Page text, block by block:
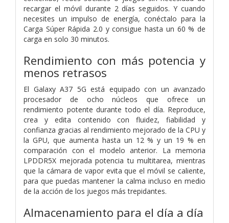
recargar el móvil durante 2 días seguidos. Y cuando
necesites un impulso de energía, conéctalo para la
Carga Súper Rápida 2.0 y consigue hasta un 60 % de
carga en solo 30 minutos.
Rendimiento con más potencia y
menos retrasos
El Galaxy A37 5G está equipado con un avanzado
procesador de ocho núcleos que ofrece un
rendimiento potente durante todo el día. Reproduce,
crea y edita contenido con fluidez, fiabilidad y
confianza gracias al rendimiento mejorado de la CPU y
la GPU, que aumenta hasta un 12 % y un 19 % en
comparación con el modelo anterior. La memoria
LPDDR5X mejorada potencia tu multitarea, mientras
que la cámara de vapor evita que el móvil se caliente,
para que puedas mantener la calma incluso en medio
de la acción de los juegos más trepidantes.
Almacenamiento para el día a día